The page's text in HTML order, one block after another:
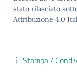
stato rilasciato
Attribuzione 4.0
Stampa /